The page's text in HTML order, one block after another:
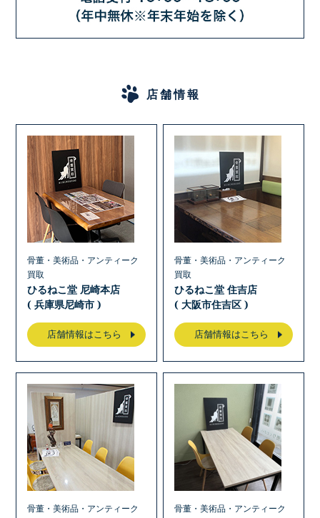
店舗情報
骨董・美術品・アンティーク
買取
ひるねこ堂 尼崎本店
( 兵庫県尼崎市 )
店舗情報はこちら
骨董・美術品・アンティーク
買取
ひるねこ堂 住吉店
( 大阪市住吉区 )
店舗情報はこちら
骨董・美術品・アンティーク
骨董・美術品・アンティーク